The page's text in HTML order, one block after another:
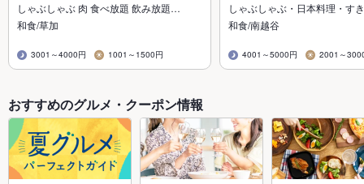
しゃぶしゃぶ 肉 食べ放題 飲み放題…
和食/草加
3001～4000円 1001～1500円
しゃぶしゃぶ・日本料理・す
和食/南越谷
4001～5000円 2001～
おすすめのグルメ・クーポン情報